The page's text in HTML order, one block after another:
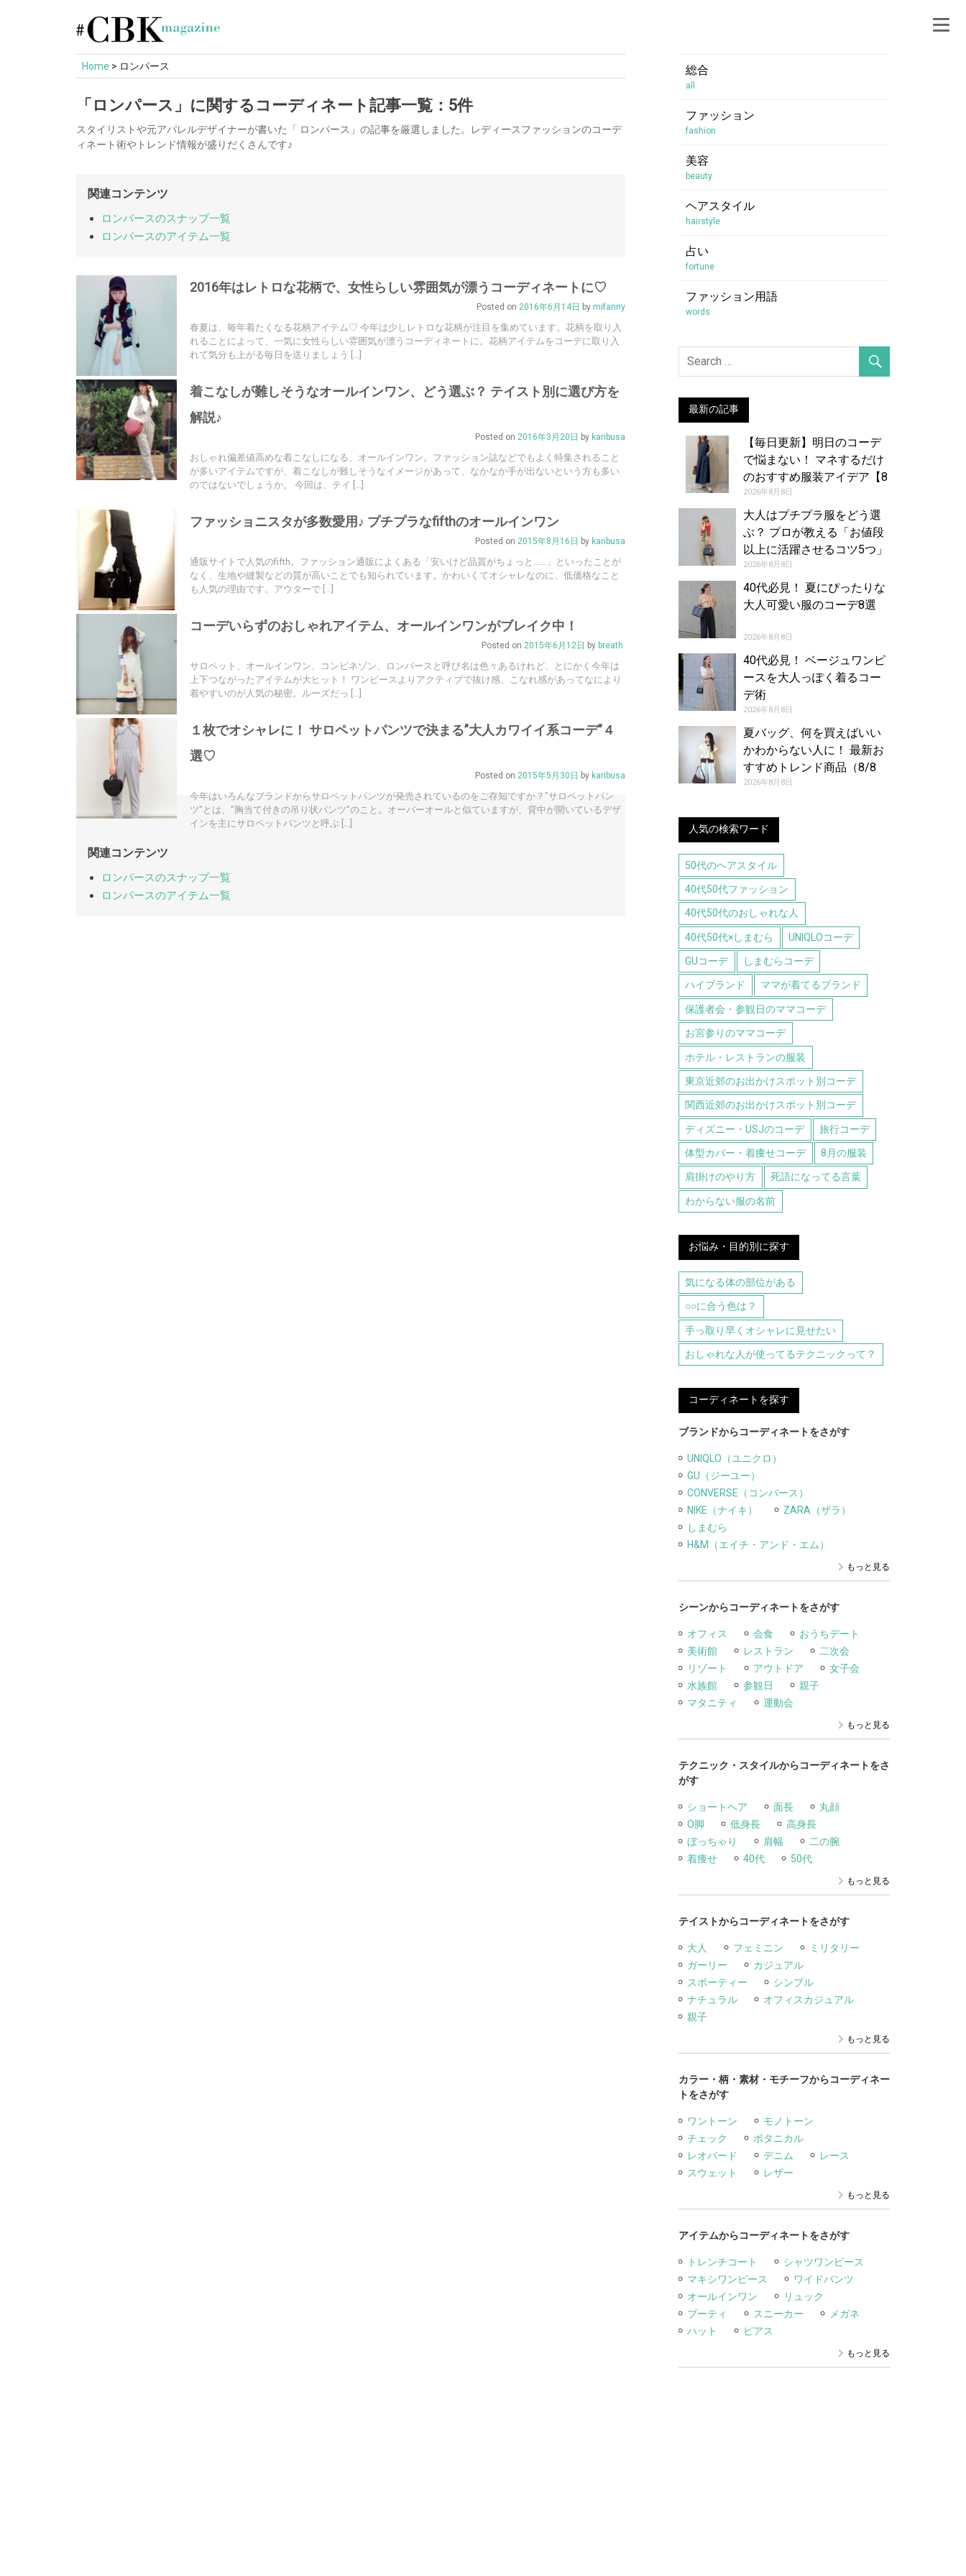
content
Home > ロンパース
「ロンパース」に関するコーディネート記事一覧：5件
スタイリストや元アパレルデザイナーが書いた「 ロンパース」の記事を厳選しました。レディースファッションのコーデ
ィネート術やトレンド情報が盛りだくさんです♪
関連コンテンツ
ロンパースのスナップ一覧
ロンパースのアイテム一覧
2016年はレトロな花柄で、女性らしい雰囲気が漂うコーディネートに♡
Posted on 2016年6月14日 by mifanny
春夏は、毎年着たくなる花柄アイテム♡ 今年は少しレトロな花柄が注目を集めています。花柄を取り入
れることによって、一気に女性らしい雰囲気が漂うコーディネートに。花柄アイテムをコーデに取り入
れて気分も上がる毎日を送りましょう […]
着こなしが難しそうなオールインワン、どう選ぶ？ テイスト別に選び方を
解説♪
Posted on 2016年3月20日 by karibusa
おしゃれ偏差値高めな着こなしになる、オールインワン。ファッション誌などでもよく特集されること
が多いアイテムですが、着こなしが難しそうなイメージがあって、なかなか手が出ないという方も多い
のではないでしょうか。 今回は、テイ […]
ファッショニスタが多数愛用♪ プチプラなfifthのオールインワン
Posted on 2015年8月16日 by karibusa
通販サイトで人気のfifth。ファッション通販によくある「安いけど品質がちょっと……」といったことが
なく、生地や縫製などの質が高いことでも知られています。かわいくてオシャレなのに、低価格なこと
も人気の理由です。アウターで […]
コーデいらずのおしゃれアイテム、オールインワンがブレイク中！
Posted on 2015年6月12日 by breath.
サロペット、オールインワン、コンビネゾン、ロンパースと呼び名は色々あるけれど、とにかく今年は
上下つながったアイテムが大ヒット！ ワンピースよりアクティブで抜け感、こなれ感があってなにより
着やすいのが人気の秘密。ルーズだっ […]
１枚でオシャレに！ サロペットパンツで決まる”大人カワイイ系コーデ”４
選♡
Posted on 2015年5月30日 by karibusa
今年はいろんなブランドからサロペットパンツが発売されているのをご存知ですか？”サロペットパン
ツ”とは、”胸当て付きの吊り状パンツ”のこと。オーバーオールと似ていますが、背中が開いているデザ
インを主にサロペットパンツと呼ぶ […]
関連コンテンツ
ロンパースのスナップ一覧
ロンパースのアイテム一覧
総合
all
ファッション
fashion
美容
beauty
ヘアスタイル
hairstyle
占い
fortune
ファッション用語
words
最新の記事
【毎日更新】明日のコーデ
で悩まない！ マネするだけ
のおすすめ服装アイデア【8
月9日夏】
2026年8月8日
大人はプチプラ服をどう選
ぶ？ プロが教える「お値段
以上に活躍させるコツ5つ」
2026年8月8日
40代必見！ 夏にぴったりな
大人可愛い服のコーデ8選
2026年8月8日
40代必見！ ベージュワンピ
ースを大人っぽく着るコー
デ術
2026年8月8日
夏バッグ、何を買えばいい
かわからない人に！ 最新お
すすめトレンド商品（8/8
号）
2026年8月8日
人気の検索ワード
50代のヘアスタイル
40代50代ファッション
40代50代のおしゃれな人
40代50代×しまむら UNIQLOコーデ
GUコーデ しまむらコーデ
ハイブランド ママが着てるブランド
保護者会・参観日のママコーデ
お宮参りのママコーデ
ホテル・レストランの服装
東京近郊のお出かけスポット別コーデ
関西近郊のお出かけスポット別コーデ
ディズニー・USJのコーデ 旅行コーデ
体型カバー・着痩せコーデ 8月の服装
肩掛けのやり方 死語になってる言葉
わからない服の名前
お悩み・目的別に探す
気になる体の部位がある
○○に合う色は？
手っ取り早くオシャレに見せたい
おしゃれな人が使ってるテクニックって？
コーディネートを探す
ブランドからコーディネートをさがす
UNIQLO（ユニクロ）
GU（ジーユー）
CONVERSE（コンバース）
NIKE（ナイキ）
ZARA（ザラ）
しまむら
H&M（エイチ・アンド・エム）
もっと見る
シーンからコーディネートをさがす
オフィス 会食
おうちデート
美術館
レストラン
二次会
リゾート
アウトドア
女子会
水族館
参観日
親子
マタニティ
運動会
もっと見る
テクニック・スタイルからコーディネートをさ
がす
ショートヘア 面長
丸顔
O脚
低身長
高身長
ぼっちゃり
肩幅
二の腕
着痩せ
40代 50代
もっと見る
テイストからコーディネートをさがす
大人 フェミニン
ミリタリー
ガーリー
カジュアル
スポーティー
シンプル
ナチュラル
オフィスカジュアル
親子
もっと見る
カラー・柄・素材・モチーフからコーディネー
トをさがす
ワントーン
モノトーン
チェック
ボタニカル
レオパード
デニム
レース
スウェット
レザー
もっと見る
アイテムからコーディネートをさがす
トレンチコート
シャツワンピース
マキシワンピース
ワイドパンツ
オールインワン
リュック
ブーティ
スニーカー
メガネ
ハット
ピアス
もっと見る